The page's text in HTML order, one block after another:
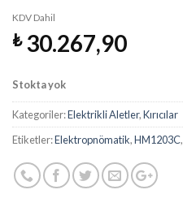
KDV Dahil
₺30.267,90
Stokta yok
Kategoriler:Elektrikli Aletler,Kırıcılar
Etiketler:Elektropnömatik,HM1203C,